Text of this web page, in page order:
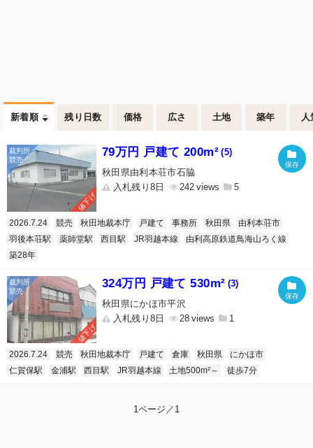
新着順 残り日数 価格 広さ 土地 築年 人
値下げ
79万円 戸建て 200m² (5)
秋田県由利本荘市石脇
入札残り8日
242 5
2026.7.24 競売 秋田地裁本庁 戸建て 事務所 秋田県
由利本荘市
羽後本荘駅
薬師堂駅 西目駅 JR羽越本線
由利高原鉄道鳥海山ろく線
築28年
値下げ
324万円 戸建て 530m² (3)
秋田県にかほ市平沢
入札残り8日
28 1
2026.7.24 競売 秋田地裁本庁 戸建て 倉庫 秋田県
にかほ市
仁賀保駅
金浦駅 西目駅 JR羽越本線 土地500m²～ 徒歩7分
1ページ／1